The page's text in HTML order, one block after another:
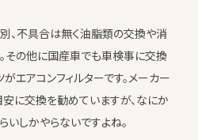
、不具合は無く油脂類の交換や消
その他に国産車でも車検事に交換
エアコンフィルターです。メーカー
に交換を勧めていますが、なにか
しかやらないですよね。